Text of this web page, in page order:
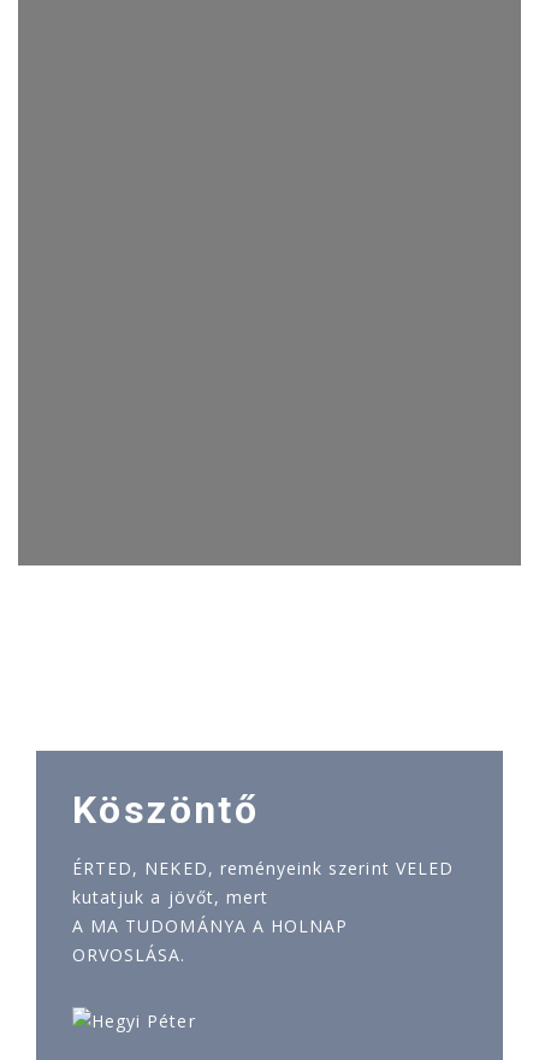
Köszöntő
ÉRTED, NEKED, reményeink szerint VELED
kutatjuk a jövőt, mert
A MA TUDOMÁNYA A HOLNAP
ORVOSLÁSA.